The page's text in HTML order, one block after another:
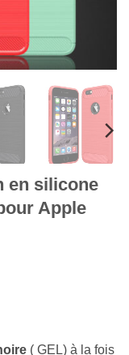
en silicone
Apple
( GEL) à la fois